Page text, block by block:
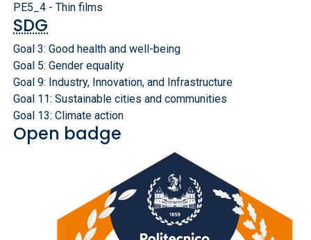
PE5_4 - Thin films
SDG
Goal 3: Good health and well-being
Goal 5: Gender equality
Goal 9: Industry, Innovation, and Infrastructure
Goal 11: Sustainable cities and communities
Goal 13: Climate action
Open badge